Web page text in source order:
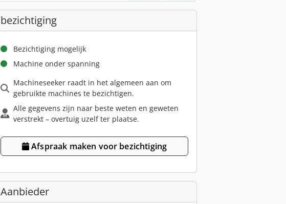
bezichtiging
Bezichtiging mogelijk
Machine onder spanning
Machineseeker raadt in het algemeen aan om
gebruikte machines te bezichtigen.
Alle gegevens zijn naar beste weten en geweten
verstrekt – overtuig uzelf ter plaatse.
Afspraak maken voor bezichtiging
Aanbieder